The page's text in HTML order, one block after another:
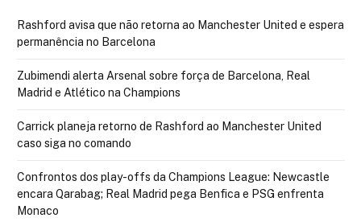
Rashford avisa que não retorna ao Manchester United e espera
permanência no Barcelona
Zubimendi alerta Arsenal sobre força de Barcelona, Real
Madrid e Atlético na Champions
Carrick planeja retorno de Rashford ao Manchester United
caso siga no comando
Confrontos dos play-offs da Champions League: Newcastle
encara Qarabag; Real Madrid pega Benfica e PSG enfrenta
Monaco